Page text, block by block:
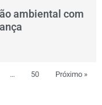
ambiental com
… 50 Próximo »